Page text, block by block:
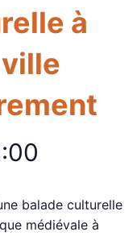
à
balade culturelle
médiévale à